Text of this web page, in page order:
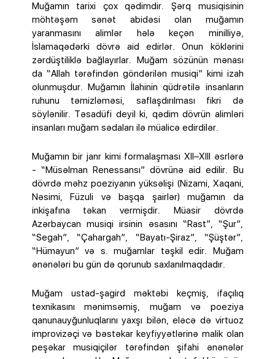
Muğamın tarixi çox qədimdir. Şərq musiqisinin
möhtəşəm sənət abidəsi olan muğamın
yaranmasını alimlər hələ keçən minilliyə,
İslamaqədərki dövrə aid edirlər. Onun köklərini
zərdüştiliklə bağlayırlar. Muğam sözünün mənası
da “Allah tərəfindən göndərilən musiqi” kimi izah
olunmuşdur. Muğamın İlahinin qüdrətilə insanların
ruhunu təmizləməsi, saflaşdırılması fikri də
söylənilir. Təsadüfi deyil ki, qədim dövrün alimləri
insanları muğam sədaları ilə müalicə edirdilər.
Muğamın bir janr kimi formalaşması XII–XIII əsrlərə
- “Müsəlman Renessansı” dövrünə aid edilir. Bu
dövrdə məhz poeziyanın yüksəlişi (Nizami, Xaqani,
Nəsimi, Füzuli və başqa şairlər) muğamın da
inkişafına təkan vermişdir. Müasir dövrdə
Azərbaycan musiqi irsinin əsasını “Rast”, “Şur”,
“Segah”, “Çahargah”, “Bayatı-Şiraz”, “Şüştər”,
“Hümayun” və s. muğamlar təşkil edir. Muğam
ənənələri bu gün də qorunub saxlanılmaqdadır.
Muğam ustad-şagird məktəbi keçmiş, ifaçılıq
texnikasını mənimsəmiş, muğam və poeziya
qanunauyğunluqlarını yaxşı bilən, eləcə də virtuoz
improvizəçi və bəstəkar keyfiyyətlərinə malik olan
peşəkar musiqiçilər tərəfindən şifahi ənənələr